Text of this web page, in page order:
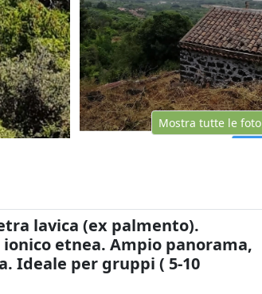
Mostra tutte le foto
lavica (ex palmento).
etnea. Ampio panorama,
Ideale per gruppi ( 5-10